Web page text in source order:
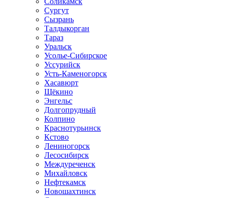
Сургут
Сызрань
Талдыкорган
Тараз
Уральск
Усолье-Сибирское
Уссурийск
Усть-Каменогорск
Хасавюрт
Щёкино
Энгельс
Долгопрудный
Колпино
Краснотурьинск
Кстово
Лениногорск
Лесосибирск
Междуреченск
Михайловск
Нефтекамск
Новошахтинск